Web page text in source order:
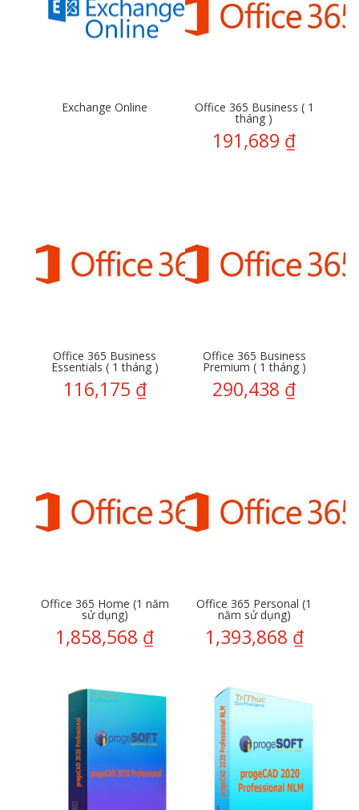
Exchange Online Office 365 Business ( 1
tháng )
191,689 ₫
Office 365 Business
Essentials ( 1 tháng )
116,175 ₫
Office 365 Business
Premium ( 1 tháng )
290,438 ₫
Office 365 Home (1 năm
sử dụng)
1,858,568 ₫
Office 365 Personal (1
năm sử dụng)
1,393,868 ₫